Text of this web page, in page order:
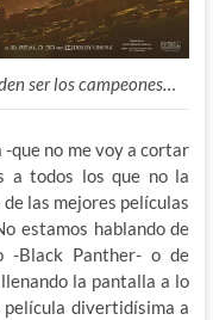
ser los campeones…
que no me voy a cortar
a todos los que no la
las mejores películas
estamos hablando de
-Black Panther- o de
la pantalla a lo
divertidísima a